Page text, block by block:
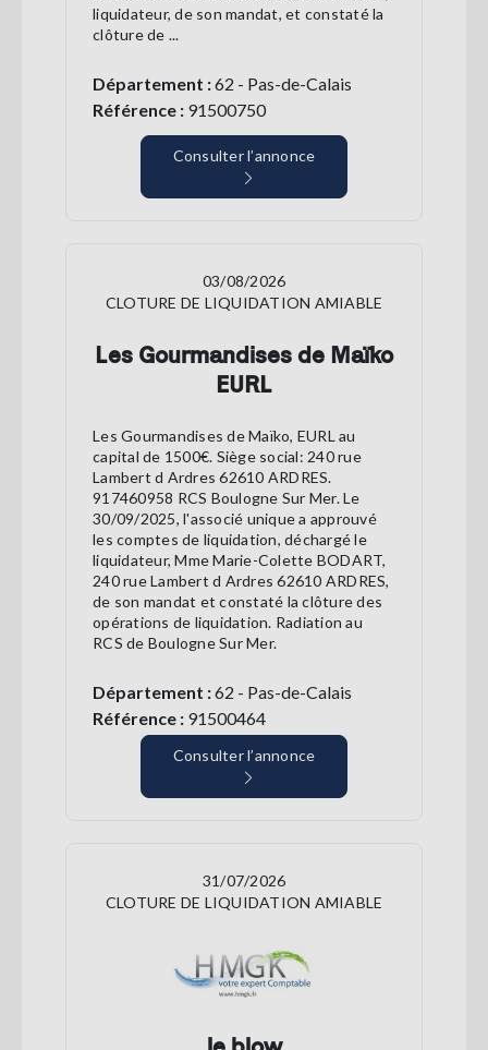
liquidateur, de son mandat, et constaté la
clôture de ...
Département :62 - Pas-de-Calais
Référence : 91500750
Consulter l’annonce
03/08/2026
CLOTURE DE LIQUIDATION AMIABLE
Les Gourmandises de Maïko
EURL
Les Gourmandises de Maïko, EURL au
capital de 1500€. Siège social: 240 rue
Lambert d Ardres 62610 ARDRES.
917460958 RCS Boulogne Sur Mer. Le
30/09/2025, l'associé unique a approuvé
les comptes de liquidation, déchargé le
liquidateur, Mme Marie-Colette BODART,
240 rue Lambert d Ardres 62610 ARDRES,
de son mandat et constaté la clôture des
opérations de liquidation. Radiation au
RCS de Boulogne Sur Mer.
Département :62 - Pas-de-Calais
Référence : 91500464
Consulter l’annonce
31/07/2026
CLOTURE DE LIQUIDATION AMIABLE